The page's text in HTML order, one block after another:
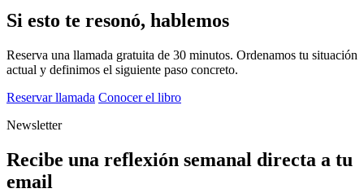
Si esto te resonó, hablemos
Reserva una llamada gratuita de 30 minutos. Ordenamos tu situación
actual y definimos el siguiente paso concreto.
Reservar llamada Conocer el libro
Newsletter
Recibe una reflexión semanal directa a tu
email